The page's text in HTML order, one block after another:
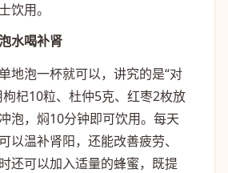
饮用。
水喝补肾
地泡一杯就可以，讲究的是“对
杞10粒、杜仲5克、红枣2枚放
泡，焖10分钟即可饮用。每天
以温补肾阳，还能改善疲劳、
还可以加入适量的蜂蜜，既提